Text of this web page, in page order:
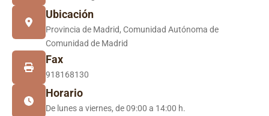
Ubicación
Provincia de Madrid, Comunidad Autónoma de
Comunidad de Madrid
Fax
918168130
Horario
De lunes a viernes, de 09:00 a 14:00 h.